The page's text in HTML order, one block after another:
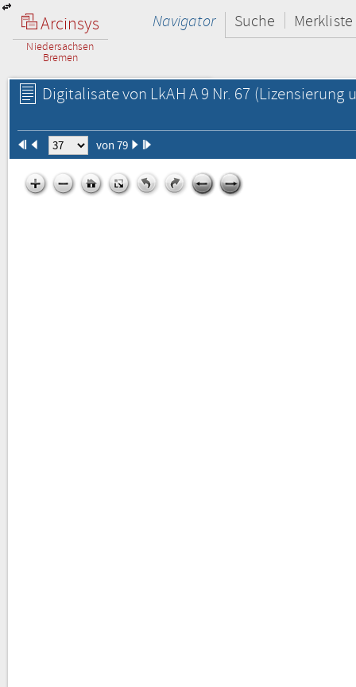
Arcinsys
Niedersachsen
Bremen
Navigator Suche Merkliste
Digitalisate von LkAH A 9 Nr. 67 (Lizensierung
von 79